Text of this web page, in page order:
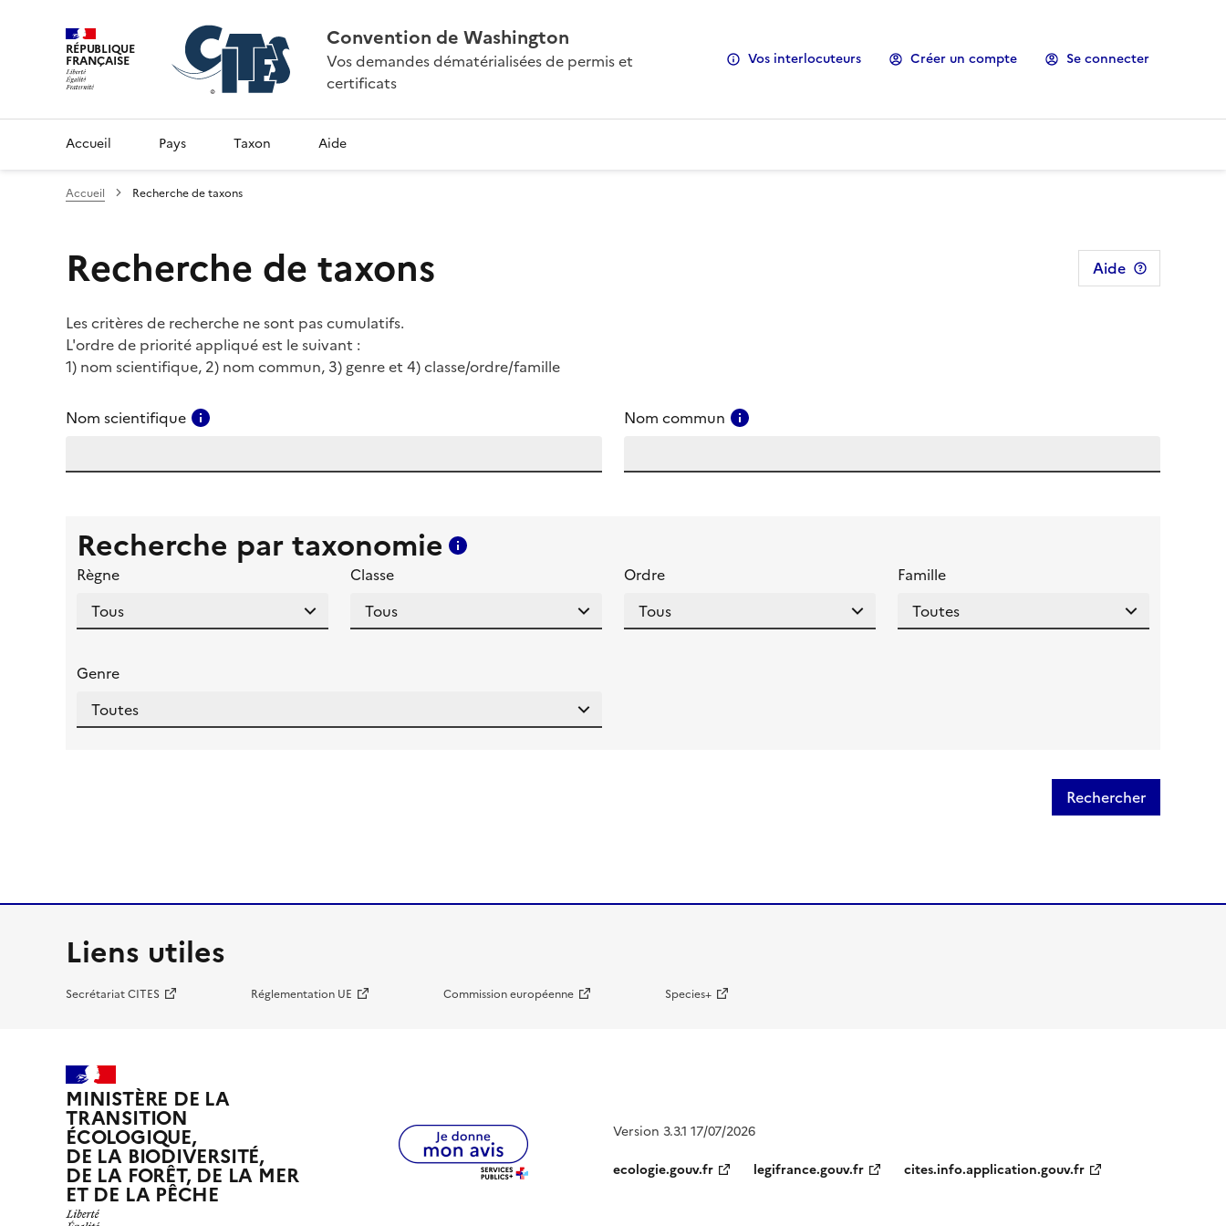
RÉPUBLIQUE
FRANÇAISE
Convention de Washington
Vos demandes dématérialisées de permis et
certificats
Vos interlocuteurs Créer un compte Se connecter
Accueil Pays Taxon Aide
Accueil Recherche de taxons
Recherche de taxons Aide
Les critères de recherche ne sont pas cumulatifs.
L'ordre de priorité appliqué est le suivant :
1) nom scientifique, 2) nom commun, 3) genre et 4) classe/ordre/famille
Nom scientifique Nom commun
Recherche par taxonomie
Règne
Classe Ordre Famille
Genre
Rechercher
Liens utiles
Secrétariat CITES Réglementation UE Commission européenne Species+
MINISTÈRE DE LA
TRANSITION
ÉCOLOGIQUE,
DE LA BIODIVERSITÉ,
DE LA FORÊT, DE LA MER
ET DE LA PÊCHE
Version 3.3.1 17/07/2026
ecologie.gouv.fr
legifrance.gouv.fr cites.info.application.gouv.fr